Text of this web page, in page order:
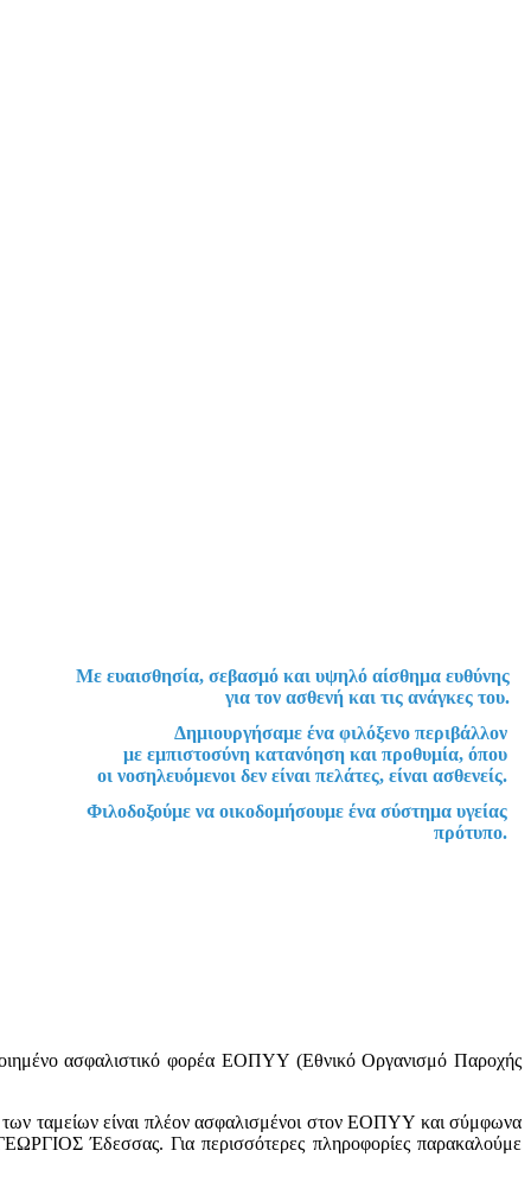
Με ευαισθησία, σεβασμό και υψηλό αίσθημα ευθύνης
για τον ασθενή και τις ανάγκες του.
Δημιουργήσαμε ένα φιλόξενο περιβάλλον
με εμπιστοσύνη κατανόηση και προθυμία, όπου
οι νοσηλευόμενοι δεν είναι πελάτες, είναι ασθενείς.
Φιλοδοξούμε να οικοδομήσουμε ένα σύστημα υγείας
πρότυπο.
ασφαλιστικό φορέα ΕΟΠΥΥ (Εθνικό Οργανισμό Παροχής
είναι πλέον ασφαλισμένοι στον ΕΟΠΥΥ και σύμφωνα
Έδεσσας. Για περισσότερες πληροφορίες παρακαλούμε